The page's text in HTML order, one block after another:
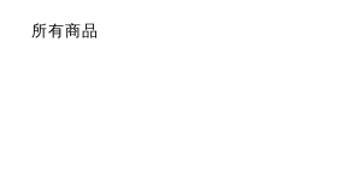
所有商品